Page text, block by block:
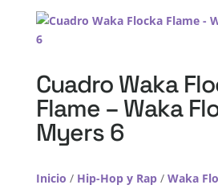
Cuadro Waka
Flame – Waka
Myers 6
Inicio / Hip-Hop y Rap/ Waka